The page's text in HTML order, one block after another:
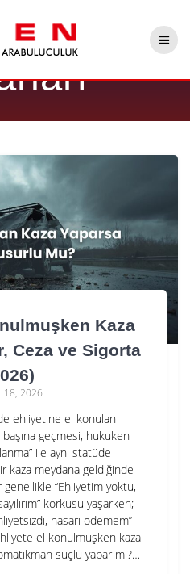
to
content
Yargıtay
Kaza
Ceza ve Sigorta
18, 2026
ehliyetine el konulan
geçmesi, hukuken
ile aynı statüde
kaza meydana geldiğinde
genellikle “Ehliyetim yoktu,
korkusu yaşarken;
hasarı ödemem”
el konulmuşken kaza
suçlu yapar mı?…